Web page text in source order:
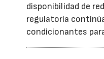
disponibilidad de
regulatoria
condicionantes